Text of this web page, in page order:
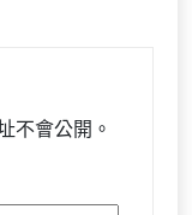
不會公開。